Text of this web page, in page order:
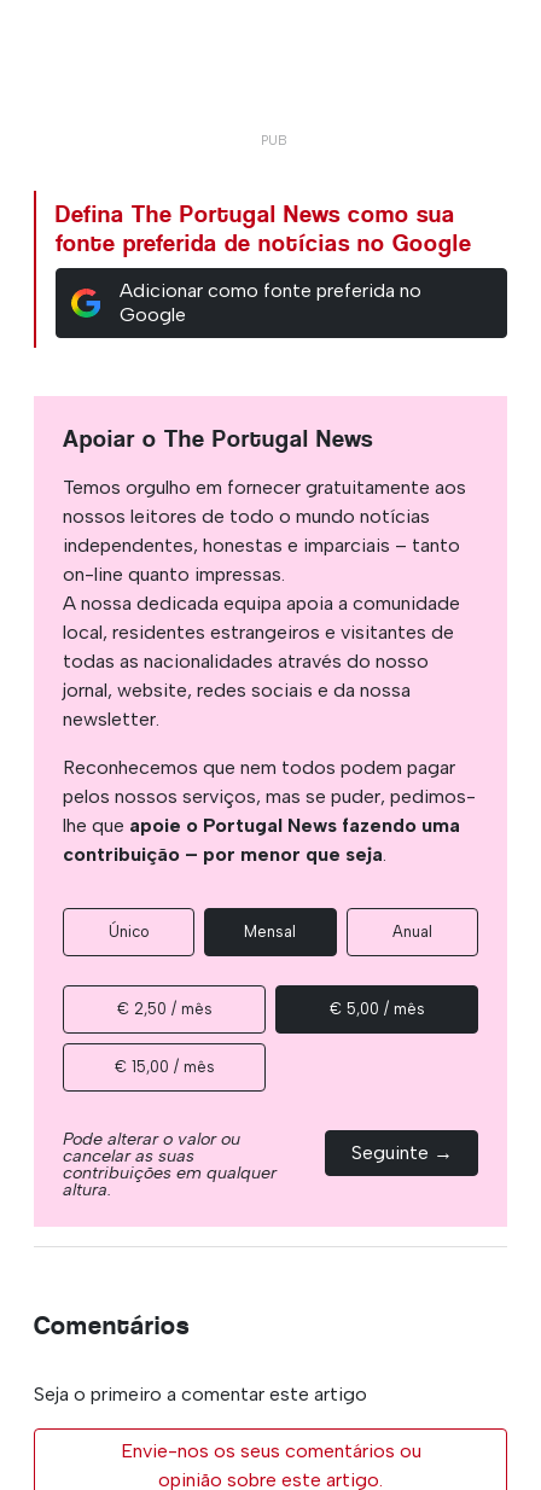
Defina The Portugal News como sua
fonte preferida de notícias no Google
Adicionar como fonte preferida no
Google
Apoiar o The Portugal News
Temos orgulho em fornecer gratuitamente aos
nossos leitores de todo o mundo notícias
independentes, honestas e imparciais – tanto
on-line quanto impressas.
A nossa dedicada equipa apoia a comunidade
local, residentes estrangeiros e visitantes de
todas as nacionalidades através do nosso
jornal, website, redes sociais e da nossa
newsletter.
Reconhecemos que nem todos podem pagar
pelos nossos serviços, mas se puder, pedimos-
lhe que apoie o Portugal News fazendo uma
contribuição – por menor que seja.
Único Mensal Anual
€ 2,50 / mês € 5,00 / mês
€ 15,00 / mês
Pode alterar o valor ou
cancelar as suas
contribuições em qualquer
altura.
Seguinte →
Comentários
Seja o primeiro a comentar este artigo
Envie-nos os seus comentários ou
opinião sobre este artigo.